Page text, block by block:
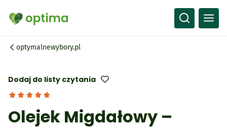
optymalnewybory.pl
Dodaj do listy czytania
Olejek Migdałowy –